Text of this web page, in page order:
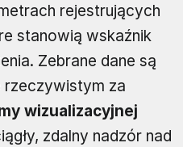
rejestrujących
stanowią wskaźnik
Zebrane dane są
rzeczywistym za
wizualizacyjnej
zdalny nadzór nad